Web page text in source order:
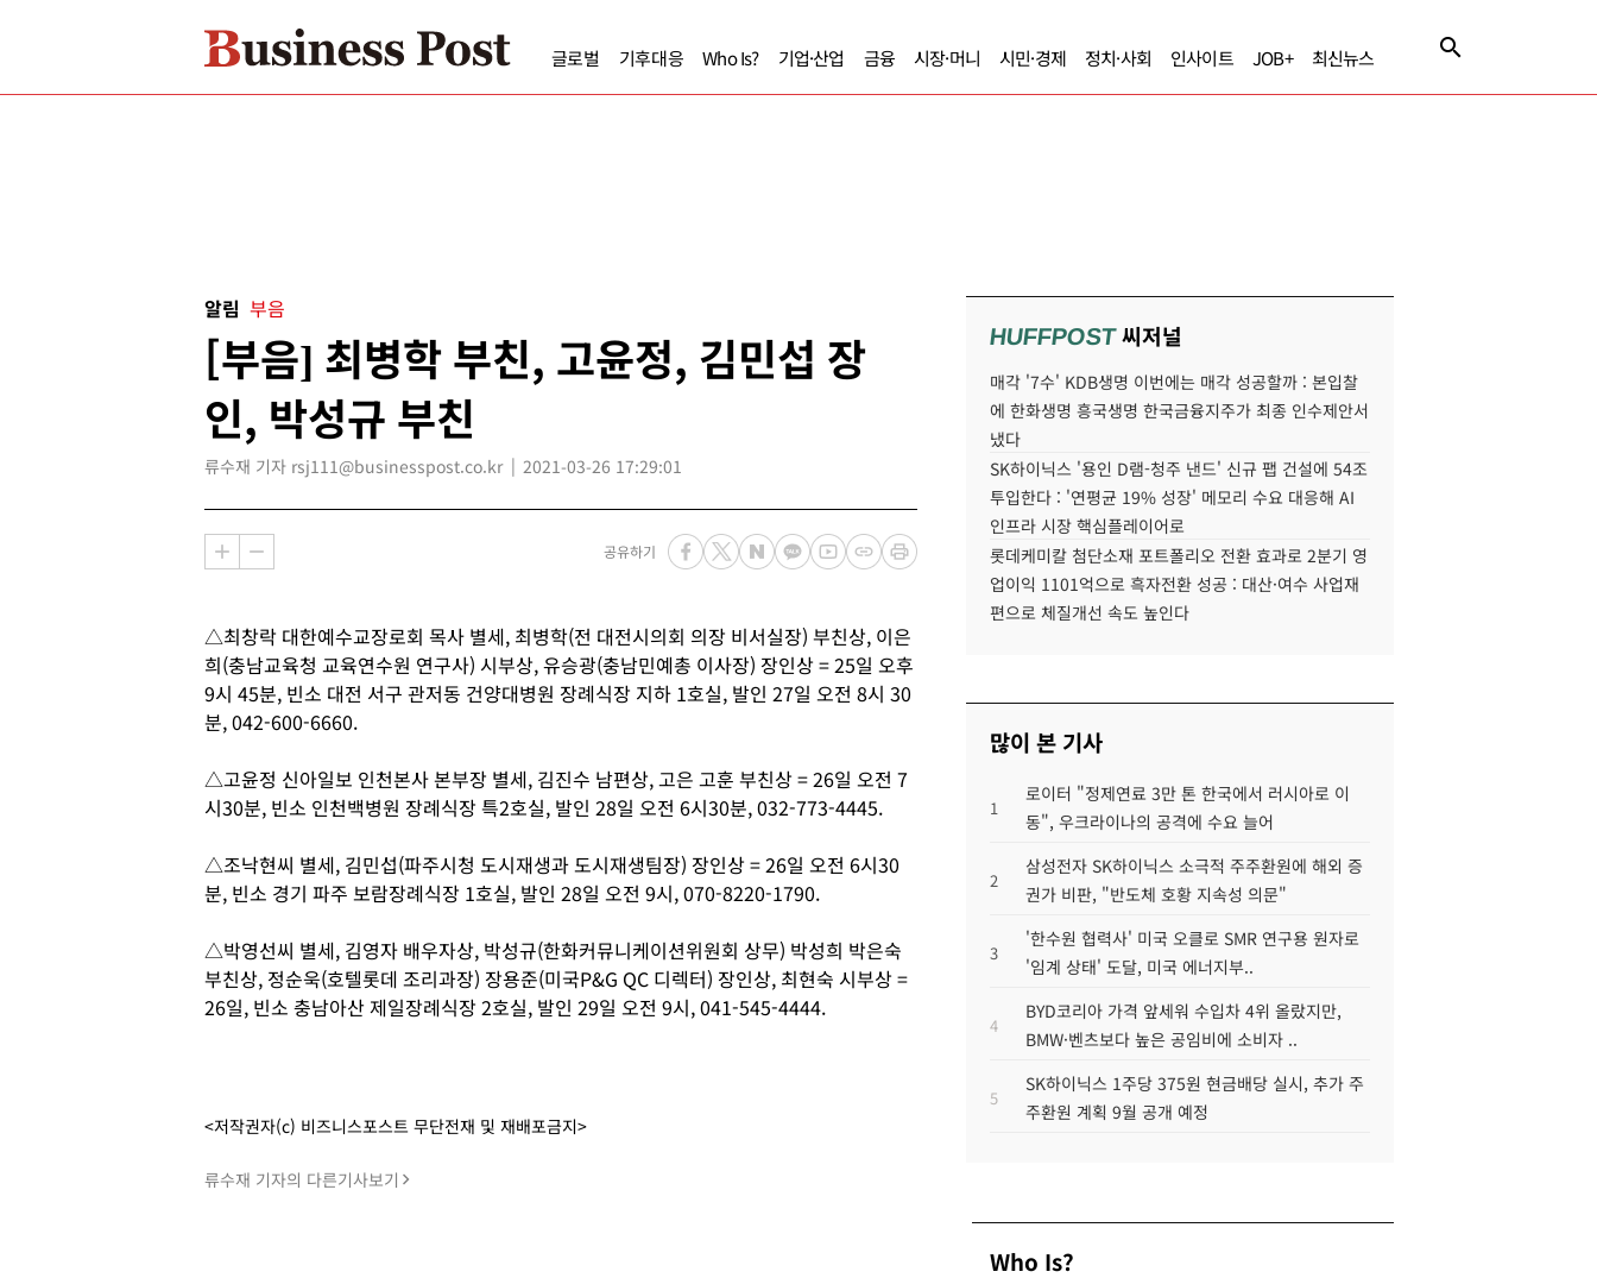
글로벌 기후대응 Who Is? 기업·산업 금융 시장·머니 시민·경제 정치·사회 인사이트 JOB+ 최신뉴스
알림 부음
[부음] 최병학 부친, 고윤정, 김민섭 장
인, 박성규 부친
류수재 기자 rsj111@businesspost.co.kr 2021-03-26 17:29:01
공유하기
△최창락 대한예수교장로회 목사 별세, 최병학(전 대전시의회 의장 비서실장) 부친상, 이은
희(충남교육청 교육연수원 연구사) 시부상, 유승광(충남민예총 이사장) 장인상 = 25일 오후
9시 45분, 빈소 대전 서구 관저동 건양대병원 장례식장 지하 1호실, 발인 27일 오전 8시 30
분, 042-600-6660.
△고윤정 신아일보 인천본사 본부장 별세, 김진수 남편상, 고은 고훈 부친상 = 26일 오전 7
시30분, 빈소 인천백병원 장례식장 특2호실, 발인 28일 오전 6시30분, 032-773-4445.
△조낙현씨 별세, 김민섭(파주시청 도시재생과 도시재생팀장) 장인상 = 26일 오전 6시30
분, 빈소 경기 파주 보람장례식장 1호실, 발인 28일 오전 9시, 070-8220-1790.
△박영선씨 별세, 김영자 배우자상, 박성규(한화커뮤니케이션위원회 상무) 박성희 박은숙
부친상, 정순욱(호텔롯데 조리과장) 장용준(미국P&G QC 디렉터) 장인상, 최현숙 시부상 =
26일, 빈소 충남아산 제일장례식장 2호실, 발인 29일 오전 9시, 041-545-4444.
<저작권자(c) 비즈니스포스트 무단전재 및 재배포금지>
류수재 기자의 다른기사보기
HUFFPOST씨저널
매각 '7수' KDB생명 이번에는 매각 성공할까 : 본입찰
에 한화생명 흥국생명 한국금융지주가 최종 인수제안서
냈다
SK하이닉스 '용인 D램-청주 낸드' 신규 팹 건설에 54조
투입한다 : '연평균 19% 성장' 메모리 수요 대응해 AI
인프라 시장 핵심플레이어로
롯데케미칼 첨단소재 포트폴리오 전환 효과로 2분기 영
업이익 1101억으로 흑자전환 성공 : 대산·여수 사업재
편으로 체질개선 속도 높인다
많이 본 기사
1
로이터 "정제연료 3만 톤 한국에서 러시아로 이
동", 우크라이나의 공격에 수요 늘어
2
삼성전자 SK하이닉스 소극적 주주환원에 해외 증
권가 비판, "반도체 호황 지속성 의문"
3
'한수원 협력사' 미국 오클로 SMR 연구용 원자로
'임계 상태' 도달, 미국 에너지부..
4
BYD코리아 가격 앞세워 수입차 4위 올랐지만,
BMW·벤츠보다 높은 공임비에 소비자 ..
5
SK하이닉스 1주당 375원 현금배당 실시, 추가 주
주환원 계획 9월 공개 예정
Who Is?